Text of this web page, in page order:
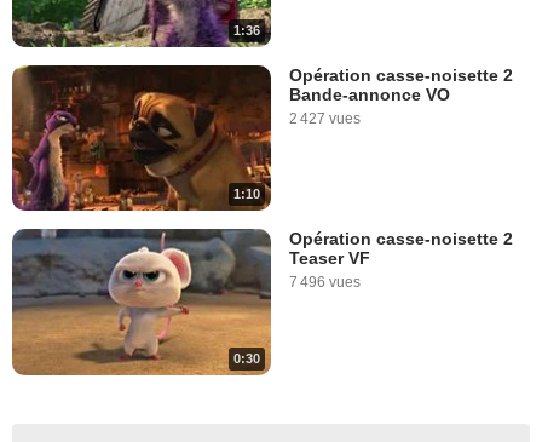
1:36
1:10
Opération casse-noisette 2
Bande-annonce VO
2 427 vues
0:30
Opération casse-noisette 2
Teaser VF
7 496 vues